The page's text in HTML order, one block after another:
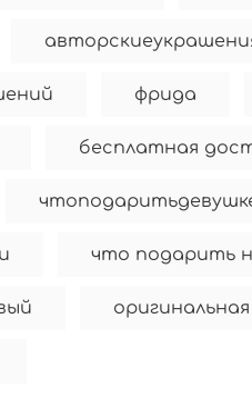
фрида
бесплатная
что подарить